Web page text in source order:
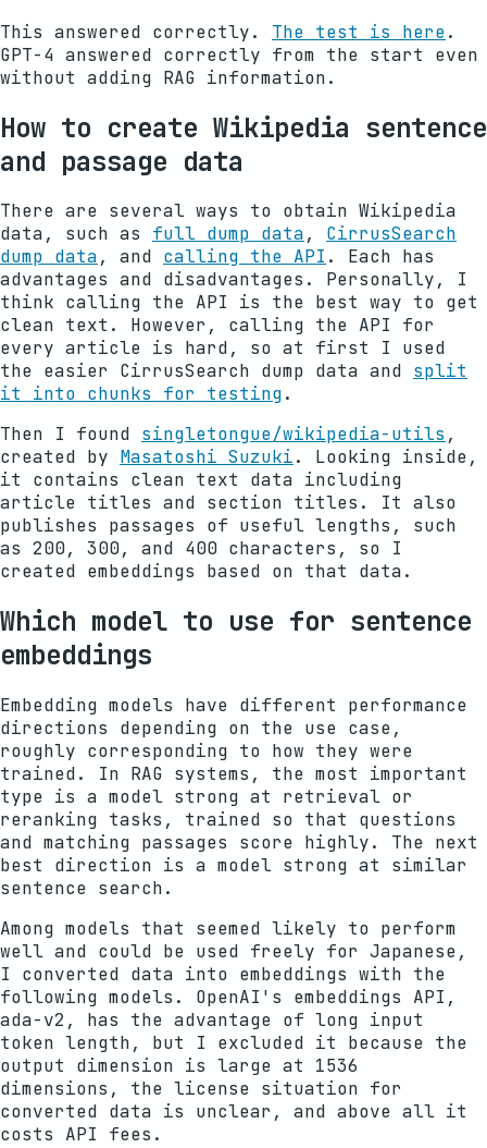
This answered correctly. The test is here.
GPT-4 answered correctly from the start even
without adding RAG information.
How to create Wikipedia sentence
and passage data
There are several ways to obtain Wikipedia
data, such as full dump data, CirrusSearch
dump data, and calling the API . Each has
advantages and disadvantages. Personally, I
think calling the API is the best way to get
clean text. However, calling the API for
every article is hard, so at first I used
the easier CirrusSearch dump data and split
it into chunks for testing.
Then I found singletongue/wikipedia-utils ,
created by Masatoshi Suzuki. Looking inside,
it contains clean text data including
article titles and section titles. It also
publishes passages of useful lengths, such
as 200, 300, and 400 characters, so I
created embeddings based on that data.
Which model to use for sentence
embeddings
Embedding models have different performance
directions depending on the use case,
roughly corresponding to how they were
trained. In RAG systems, the most important
type is a model strong at retrieval or
reranking tasks, trained so that questions
and matching passages score highly. The next
best direction is a model strong at similar
sentence search.
Among models that seemed likely to perform
well and could be used freely for Japanese,
I converted data into embeddings with the
following models. OpenAI's embeddings API,
ada-v2, has the advantage of long input
token length, but I excluded it because the
output dimension is large at 1536
dimensions, the license situation for
converted data is unclear, and above all it
costs API fees.